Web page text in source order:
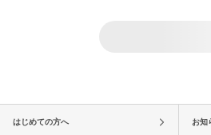
はじめての方へ お知